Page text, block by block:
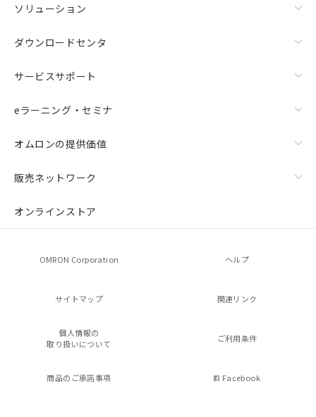
ソリューション
ダウンロードセンタ
サービスサポート
eラーニング・セミナ
オムロンの提供価値
販売ネットワーク
オンラインストア
OMRON Corporation ヘルプ
サイトマップ 関連リンク
個人情報の
取り扱いについて
ご利用条件
商品のご承諾事項 Facebook